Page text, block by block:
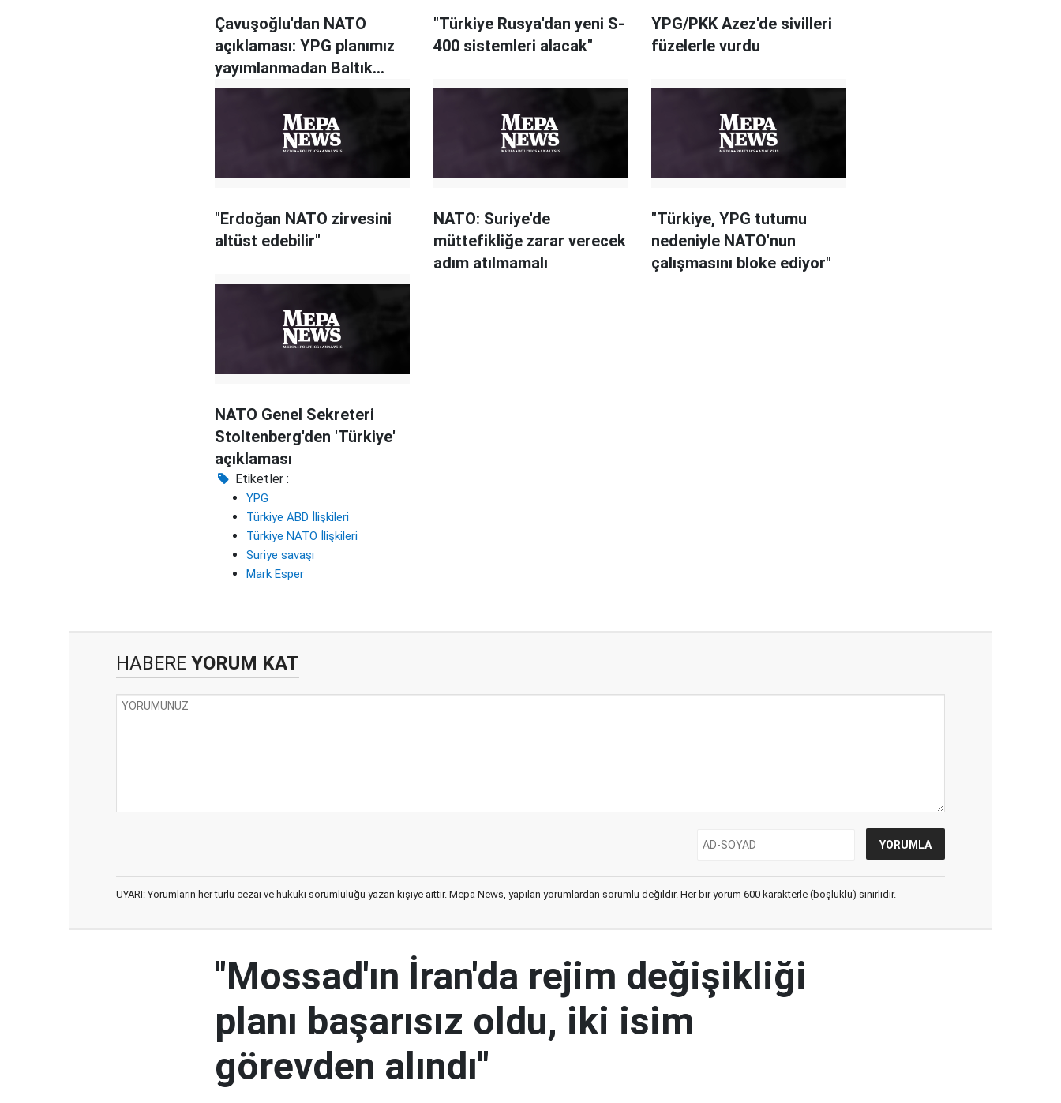
Çavuşoğlu'dan NATO
açıklaması: YPG planımız
yayımlanmadan Baltık
planı yayımlanmayacak
"Türkiye Rusya'dan yeni S-
400 sistemleri alacak"
YPG/PKK Azez'de sivilleri
füzelerle vurdu
"Erdoğan NATO zirvesini
altüst edebilir"
NATO: Suriye'de
müttefikliğe zarar verecek
adım atılmamalı
"Türkiye, YPG tutumu
nedeniyle NATO'nun
çalışmasını bloke ediyor"
NATO Genel Sekreteri
Stoltenberg'den 'Türkiye'
açıklaması
Etiketler :
YPG
Türkiye ABD İlişkileri
Türkiye NATO İlişkileri
Suriye savaşı
Mark Esper
HABERE YORUM KAT
UYARI: Yorumların her türlü cezai ve hukuki sorumluluğu yazan kişiye aittir. Mepa News, yapılan yorumlardan sorumlu değildir. Her bir yorum 600 karakterle (boşluklu) sınırlıdır.
"Mossad'ın İran'da rejim değişikliği
planı başarısız oldu, iki isim
görevden alındı"